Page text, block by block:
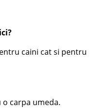
caini cat si pentru
carpa umeda.